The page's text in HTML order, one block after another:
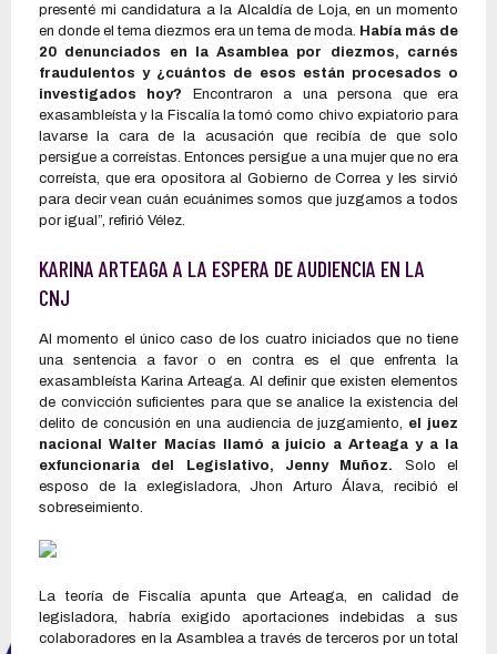
presenté mi candidatura a la Alcaldía de Loja, en un momento
en donde el tema diezmos era un tema de moda. Había más de
20 denunciados en la Asamblea por diezmos, carnés
fraudulentos y ¿cuántos de esos están procesados o
investigados hoy?
Encontraron a una persona que era
exasambleísta y la Fiscalía la tomó como chivo expiatorio para
lavarse la cara de la acusación que recibía de que solo
persigue a correístas. Entonces persigue a una mujer que no era
correísta, que era opositora al Gobierno de Correa y les sirvió
para decir vean cuán ecuánimes somos que juzgamos a todos
por igual”, refirió Vélez.
KARINA ARTEAGA A LA ESPERA DE AUDIENCIA EN LA
CNJ
Al momento el único caso de los cuatro iniciados que no tiene
una sentencia a favor o en contra es el que enfrenta la
exasambleísta Karina Arteaga. Al definir que existen elementos
de convicción suficientes para que se analice la existencia del
delito de concusión en una audiencia de juzgamiento, el juez
nacional Walter Macías llamó a juicio a Arteaga y a la
exfuncionaria del Legislativo, Jenny Muñoz. Solo el
esposo de la exlegisladora, Jhon Arturo Álava, recibió el
sobreseimiento.
La teoría de Fiscalía apunta que Arteaga, en calidad de
legisladora, habría exigido aportaciones indebidas a sus
colaboradores en la Asamblea a través de terceros por un total